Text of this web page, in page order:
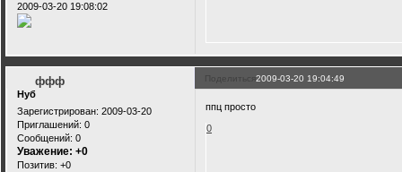
2009-03-20 19:08:02
Поделиться2009-03-20 19:04:49
ффф
Нуб
Зарегистрирован: 2009-03-20
Приглашений: 0
Сообщений: 0
Уважение: +0
Позитив: +0
ппц просто
0